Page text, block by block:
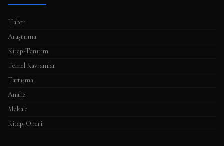
Haber
Araştırma
Kitap-Tanıtım
Temel Kavramlar
Tartışma
Analiz
Makale
Kitap-Öneri